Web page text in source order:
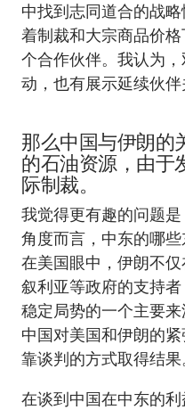
中找到志同道合的战
着制裁和大宗商品价
个合作伙伴。我认为
动，也有展示延续伙伴
那么中国与伊朗的
的石油资源，由于
际制裁。
我觉得更有趣的问题
角度而言，中东的哪些
在美国眼中，伊朗不
叙利亚等政府的支持
稳定局势的一个主要来
中国对美国和伊朗的
靠谈判的方式取得结果
在谈到中国在中东的